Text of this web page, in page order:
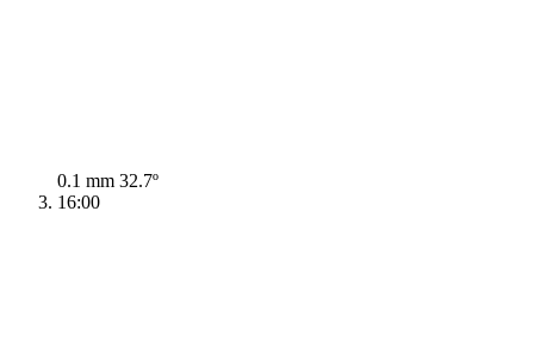
0.1 mm 32.7º
16:00